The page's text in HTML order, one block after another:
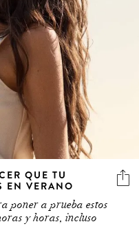
QUE TU
EN VERANO
poner a prueba estos
y horas, incluso